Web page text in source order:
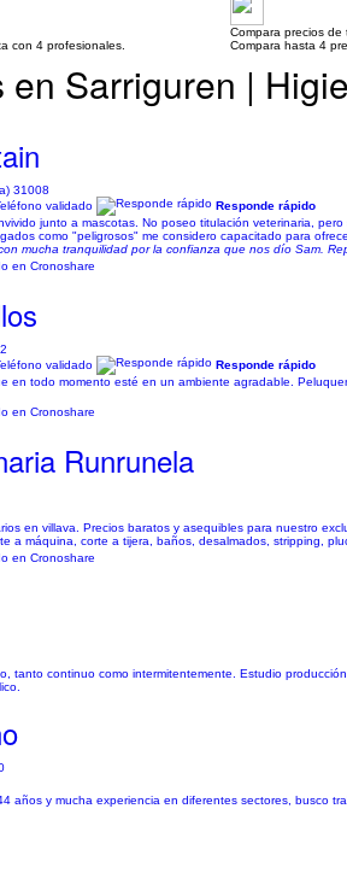
con 4 profesionales.
Compara precios de
Compara hasta 4
Sarriguren |
31008
validado
Responde rápido
junto a mascotas. No poseo titulación veterinaria,
como "peligrosos" me considero capacitado para
mucha tranquilidad por la confianza que nos dío Sam.
en Cronoshare
validado
Responde rápido
en todo momento esté en un ambiente agradable.
en Cronoshare
Runrunela
en villava. Precios baratos y asequibles para nuestro
a máquina, corte a tijera, baños, desalmados, stripping,
en Cronoshare
tanto continuo como intermitentemente. Estudio
años y mucha experiencia en diferentes sectores, busco